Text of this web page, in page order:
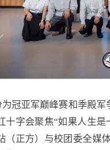
为冠亚军巅峰赛和季殿
十字会聚焦“如果人生是
（正方）与校团委全媒